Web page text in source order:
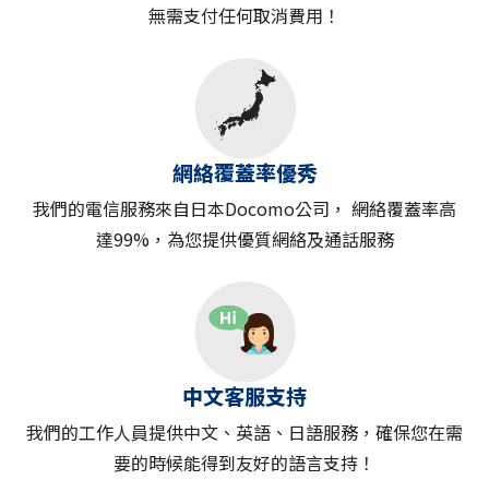
無需支付任何取消費用！
網絡覆蓋率優秀
我們的電信服務來自日本Docomo公司， 網絡覆蓋率高
達99%，為您提供優質網絡及通話服務
中文客服支持
我們的工作人員提供中文、英語、日語服務，確保您在需
要的時候能得到友好的語言支持！